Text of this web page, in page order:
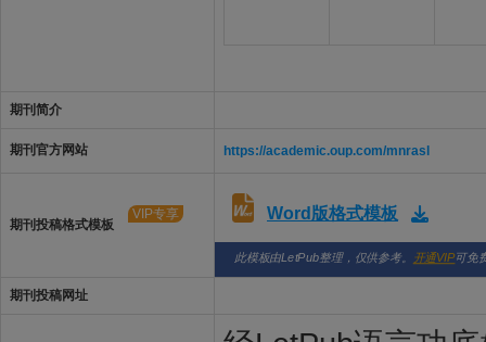
期刊简介
期刊官方网站 https://academic.oup.com/mnrasl
期刊投稿格式模板
VIP专享 Word版格式模板
此模板由LetPub整理，仅供参考。 开通VIP可免
期刊投稿网址